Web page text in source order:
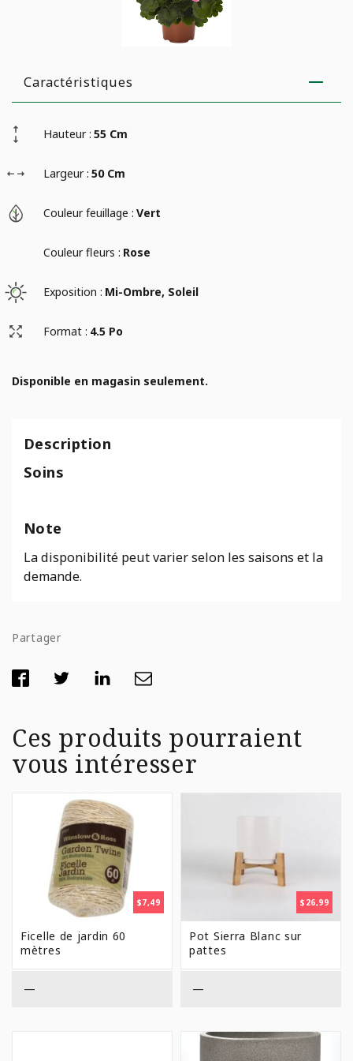
Caractéristiques
Hauteur : 55 Cm
Largeur : 50 Cm
Couleur feuillage : Vert
Couleur fleurs : Rose
Exposition : Mi-Ombre, Soleil
Format : 4.5 Po
Disponible en magasin seulement.
Description
Soins
Note
La disponibilité peut varier selon les saisons et la
demande.
Partager
Ces produits pourraient
vous intéresser
$7,49
Ficelle de jardin 60
mètres
—
$ 26,99
Pot Sierra Blanc sur
pattes
—